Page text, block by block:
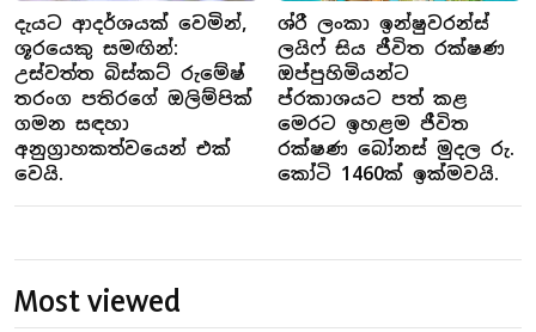
දැයට ආදර්ශයක් වෙමින්,
ශූරයෙකු සමඟින්:
උස්වත්ත බිස්කට් රුමේෂ්
තරංග පතිරගේ ඔලිම්පික්
ගමන සඳහා
අනුග්‍රාහකත්වයෙන් එක්
වෙයි.
ශ්රී ලංකා ඉන්ෂුවරන්ස්
ලයිෆ් සිය ජීවිත රක්ෂණ
ඔප්පුහිමියන්ට
ප්රකාශයට පත් කළ
මෙරට ඉහළම ජීවිත
රක්ෂණ බෝනස් මුදල රු.
කෝටි 1460ක් ඉක්මවයි.
Most viewed